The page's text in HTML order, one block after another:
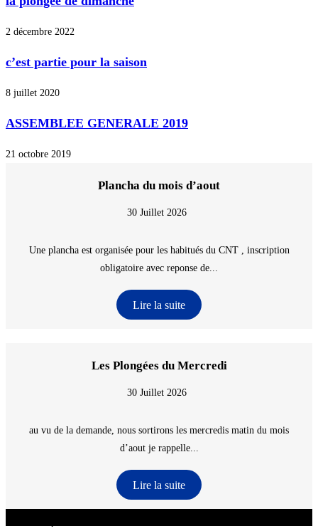
2 décembre 2022
c’est partie pour la saison
8 juillet 2020
ASSEMBLEE GENERALE 2019
21 octobre 2019
Plancha du mois d’aout
30 Juillet 2026
Une plancha est organisée pour les habitués du CNT , inscription
obligatoire avec reponse de...
Lire la suite
Les Plongées du Mercredi
30 Juillet 2026
au vu de la demande, nous sortirons les mercredis matin du mois
d’aout je rappelle...
Lire la suite